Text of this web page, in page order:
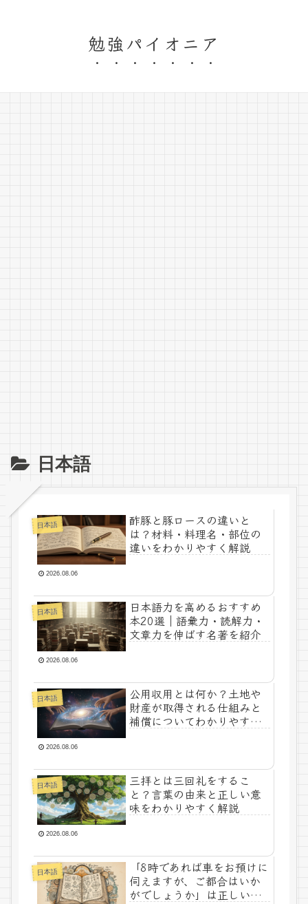
勉強パイオニア
日本語
日本語
酢豚と豚ロースの違いと
は？材料・料理名・部位の
違いをわかりやすく解説
2026.08.06
日本語
日本語力を高めるおすすめ
本20選｜語彙力・読解力・
文章力を伸ばす名著を紹介
2026.08.06
日本語
公用収用とは何か？土地や
財産が取得される仕組みと
補償についてわかりやすく
2026.08.06
日本語
三拝とは三回礼をするこ
と？言葉の由来と正しい意
味をわかりやすく解説
2026.08.06
日本語
「8時であれば車をお預けに
伺えますが、ご都合はいか
がでしょうか」は正しい日